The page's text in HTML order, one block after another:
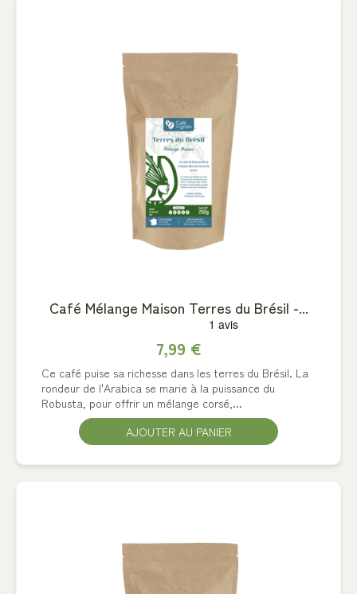
Café Mélange Maison Terres du Brésil -...
7,99 €
Ce café puise sa richesse dans les terres du Brésil. La
rondeur de l'Arabica se marie à la puissance du
Robusta, pour offrir un mélange corsé,...
AJOUTER AU PANIER